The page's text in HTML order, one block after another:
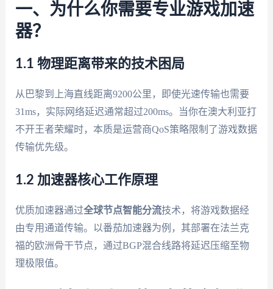
一、为什么你需要专业游戏加速
器？
1.1 物理距离带来的技术困局
从巴黎到上海直线距离9200公里，即使光速传输也需要
31ms，实际网络延迟通常超过200ms。当你在澳大利亚打
不开王者荣耀时，本质是运营商QoS策略限制了游戏数据
传输优先级。
1.2 加速器核心工作原理
优质加速器通过全球节点智能分流技术，将游戏数据经
由专用通道传输。以番茄加速器为例，其部署在法兰克
福的欧洲骨干节点，通过BGP混合线路将延迟压缩至物
理极限值。